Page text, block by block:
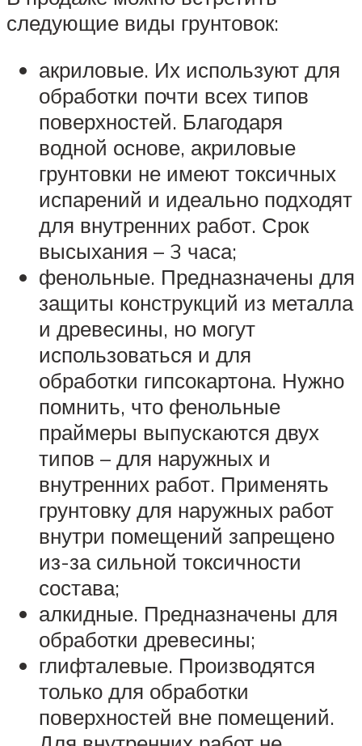
следующие виды грунтовок:
акриловые. Их используют для
обработки почти всех типов
поверхностей. Благодаря
водной основе, акриловые
грунтовки не имеют токсичных
испарений и идеально подходят
для внутренних работ. Срок
высыхания – 3 часа;
фенольные. Предназначены для
защиты конструкций из металла
и древесины, но могут
использоваться и для
обработки гипсокартона. Нужно
помнить, что фенольные
праймеры выпускаются двух
типов – для наружных и
внутренних работ. Применять
грунтовку для наружных работ
внутри помещений запрещено
из-за сильной токсичности
состава;
алкидные. Предназначены для
обработки древесины;
глифталевые. Производятся
только для обработки
поверхностей вне помещений.